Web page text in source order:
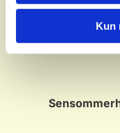
Kun
Tilmeld dig